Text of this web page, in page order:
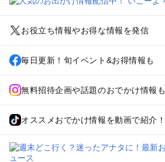
お役立ち情報やお得な情報を発信
毎日更新！旬イベント&お得情報も
無料招待企画や話題のおでかけ情報も
オススメおでかけ情報を動画で紹介！